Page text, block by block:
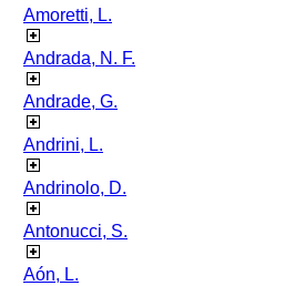
Amoretti, L.
Andrada, N. F.
Andrade, G.
Andrini, L.
Andrinolo, D.
Antonucci, S.
Aón, L.